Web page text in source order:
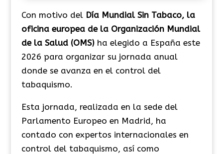
Con motivo del Día Mundial Sin Tabaco, la
oficina europea de la Organización Mundial
de la Salud (OMS)ha elegido a España este
2026 para organizar su jornada anual
donde se avanza en el control del
tabaquismo.
Esta jornada, realizada en la sede del
Parlamento Europeo en Madrid, ha
contado con expertos internacionales en
control del tabaquismo, así como